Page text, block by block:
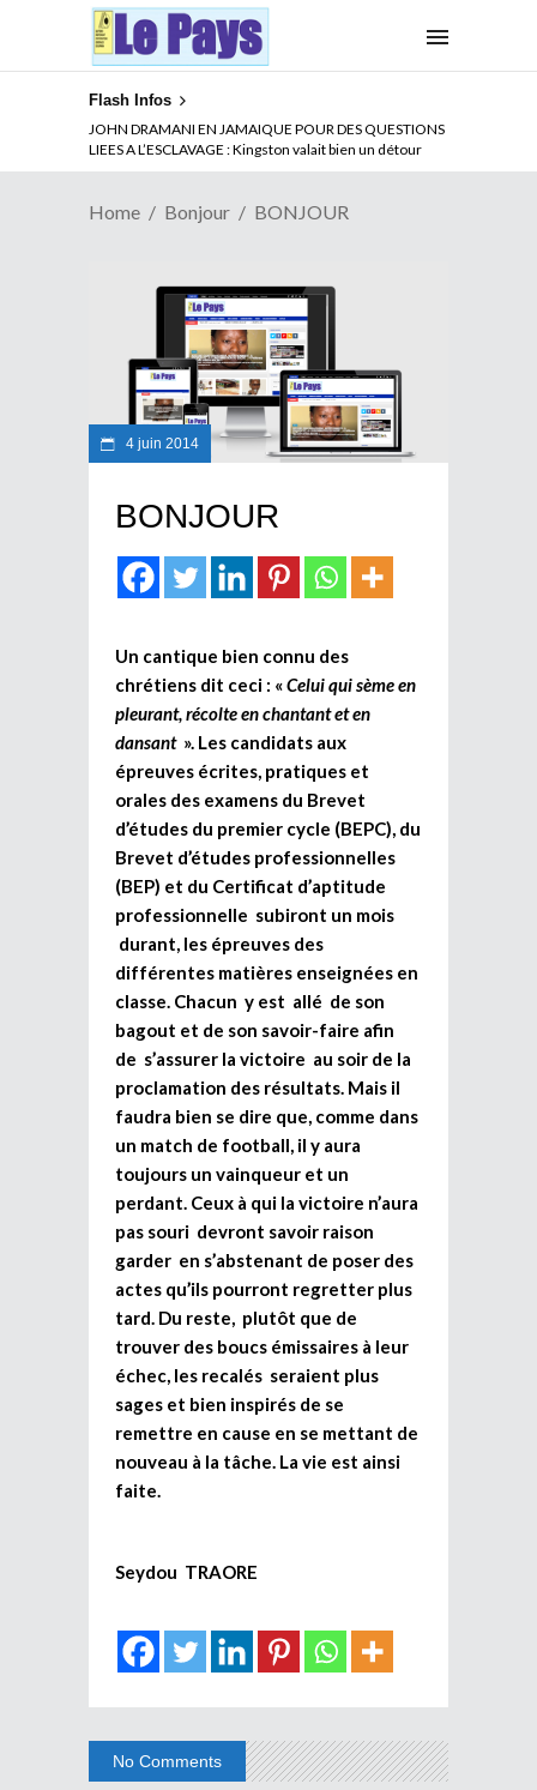
Flash Infos
JOHN DRAMANI EN JAMAIQUE POUR DES QUESTIONS
LIEES A L’ESCLAVAGE : Kingston valait bien un détour
Home Bonjour BONJOUR
4 juin 2014
BONJOUR
Un cantique bien connu des
chrétiens dit ceci : «Celui qui sème en
pleurant, récolte en chantant et en
dansant ». Les candidats aux
épreuves écrites, pratiques et
orales des examens du Brevet
d’études du premier cycle (BEPC), du
Brevet d’études professionnelles
(BEP) et du Certificat d’aptitude
professionnelle subiront un mois
durant, les épreuves des
différentes matières enseignées en
classe. Chacun y est allé de son
bagout et de son savoir-faire afin
de s’assurer la victoire au soir de la
proclamation des résultats. Mais il
faudra bien se dire que, comme dans
un match de football, il y aura
toujours un vainqueur et un
perdant. Ceux à qui la victoire n’aura
pas souri devront savoir raison
garder en s’abstenant de poser des
actes qu’ils pourront regretter plus
tard. Du reste, plutôt que de
trouver des boucs émissaires à leur
échec, les recalés seraient plus
sages et bien inspirés de se
remettre en cause en se mettant de
nouveau à la tâche. La vie est ainsi
faite.
Seydou TRAORE
No Comments